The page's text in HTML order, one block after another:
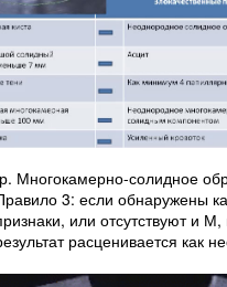
Многокамерно-солидное
3: если обнаружены
или отсутствуют и
расценивается как